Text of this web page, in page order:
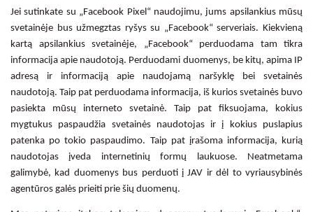
Jei sutinkate su „Facebook Pixel“ naudojimu, jums apsilankius mūsų
svetainėje bus užmegztas ryšys su „Facebook“ serveriais. Kiekvieną
kartą apsilankius svetainėje, „Facebook“ perduodama tam tikra
informacija apie naudotoją. Perduodami duomenys, be kitų, apima IP
adresą ir informaciją apie naudojamą naršyklę bei svetainės
naudotoją. Taip pat perduodama informacija, iš kurios svetainės buvo
pasiekta mūsų interneto svetainė. Taip pat fiksuojama, kokius
mygtukus paspaudžia svetainės naudotojas ir į kokius puslapius
patenka po tokio paspaudimo. Taip pat įrašoma informacija, kurią
naudotojas įveda internetinių formų laukuose. Neatmetama
galimybė, kad duomenys bus perduoti į JAV ir dėl to vyriausybinės
agentūros galės prieiti prie šių duomenų.